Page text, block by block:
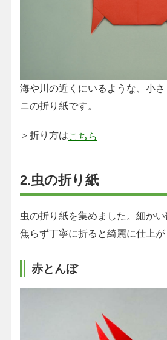
海や川の近くにいるような、小
ニの折り紙です。
＞折り方は こちら
2.虫の折り紙
虫の折り紙を集めました。細かい
焦らず丁寧に折ると綺麗に仕上が
赤とんぼ